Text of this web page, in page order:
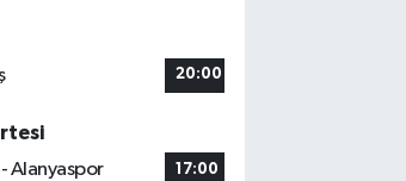
20:00
Alanyaspor
17:00